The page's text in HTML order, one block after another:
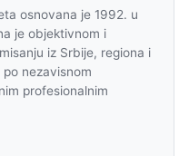
osnovana je 1992. u
je objektivnom i
iz Srbije, regiona i
nezavisnom
profesionalnim